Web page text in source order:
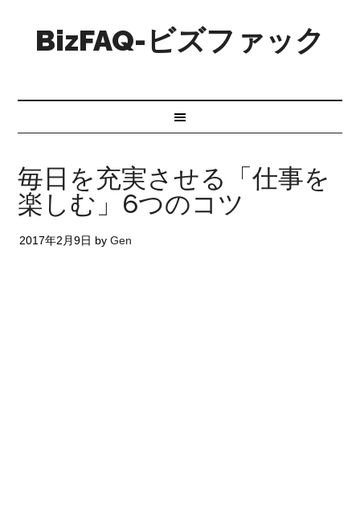
BizFAQ-ビズファック
毎日を充実させる「仕事を
楽しむ」6つのコツ
2017年2月9日 byGen